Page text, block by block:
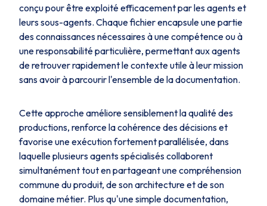
conçu pour être exploité efficacement par les agents et
leurs sous-agents. Chaque fichier encapsule une partie
des connaissances nécessaires à une compétence ou à
une responsabilité particulière, permettant aux agents
de retrouver rapidement le contexte utile à leur mission
sans avoir à parcourir l'ensemble de la documentation.
Cette approche améliore sensiblement la qualité des
productions, renforce la cohérence des décisions et
favorise une exécution fortement parallélisée, dans
laquelle plusieurs agents spécialisés collaborent
simultanément tout en partageant une compréhension
commune du produit, de son architecture et de son
domaine métier. Plus qu'une simple documentation,